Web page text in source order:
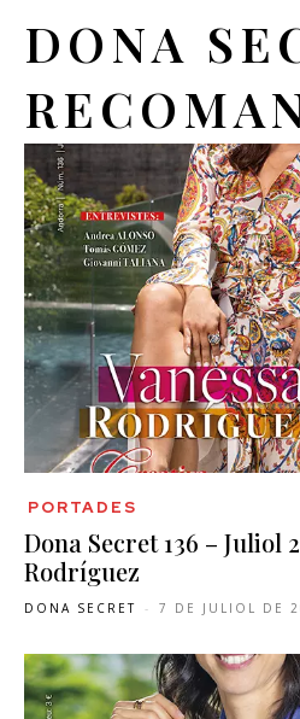
DONA
PORTADES
Dona Secret 136 – Juliol
Rodríguez
DONA SECRET - 7 DE JULIOL DE